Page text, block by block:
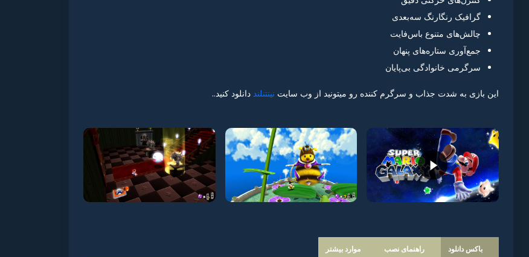
گرافیک رنگارنگ سه‌بعدی
چالش‌های متنوع باس‌فایت
جمع‌آوری ستاره‌های پنهان
سرگرمی خانوادگی بی‌پایان
این بازی به شدت جذاب و سرگرم کننده رو میتونید از وب سایت نینتنلند دانلود کنید..
باکس دانلود راهنمای نصب موارد بیشتر